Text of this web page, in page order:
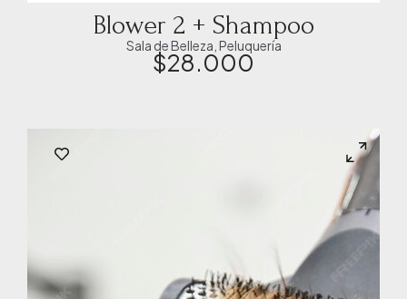
Blower 2 + Shampoo
Sala de Belleza Peluquería
$28.000